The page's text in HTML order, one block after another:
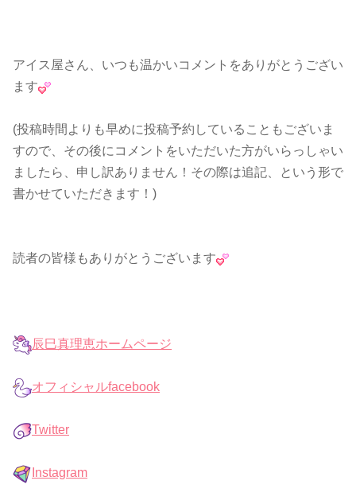
アイス屋さん、いつも温かいコメントをありがとうござい
ます
(投稿時間よりも早めに投稿予約していることもございま
すので、その後にコメントをいただいた方がいらっしゃい
ましたら、申し訳ありません！その際は追記、という形で
書かせていただきます！)
読者の皆様もありがとうございます
辰巳真理恵ホームページ
オフィシャルfacebook
Twitter
Instagram